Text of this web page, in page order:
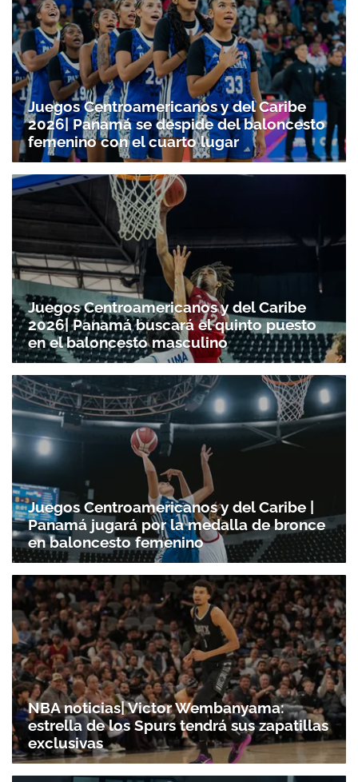
Juegos Centroamericanos y del Caribe
2026| Panamá se despide del baloncesto
femenino con el cuarto lugar
Juegos Centroamericanos y del Caribe
2026| Panamá buscará el quinto puesto
en el baloncesto masculino
Juegos Centroamericanos y del Caribe |
Panamá jugará por la medalla de bronce
en baloncesto femenino
NBA noticias| Victor Wembanyama:
estrella de los Spurs tendrá sus zapatillas
exclusivas